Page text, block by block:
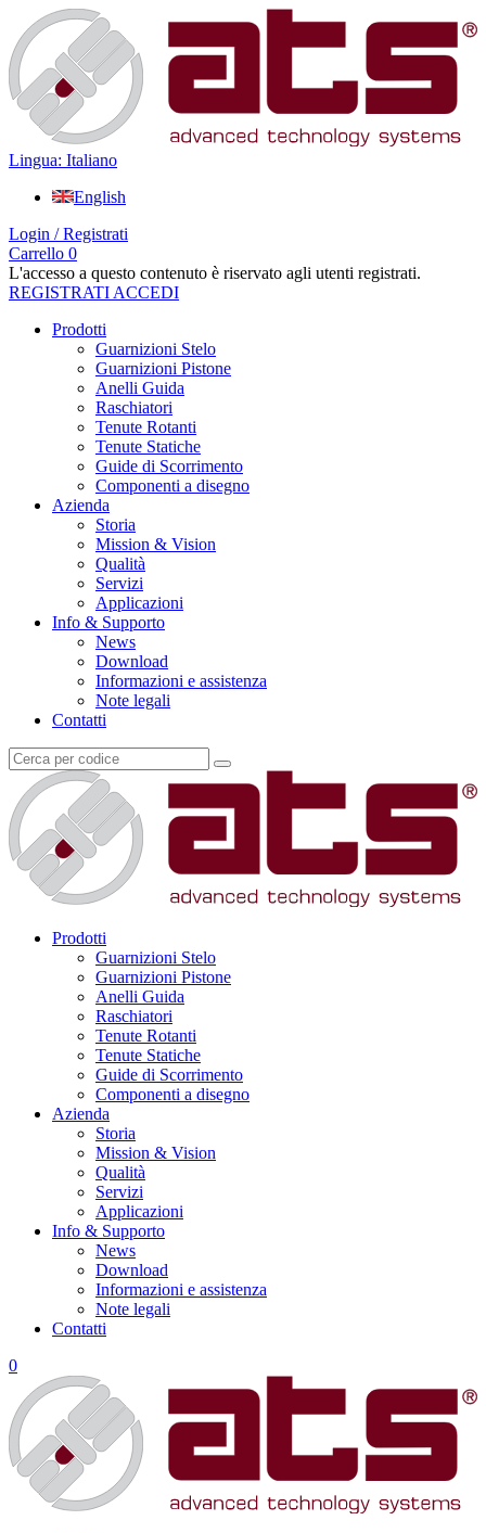
Lingua: Italiano
English
Login / Registrati
Carrello 0
L'accesso a questo contenuto è riservato agli utenti registrati.
REGISTRATI ACCEDI
Prodotti
Guarnizioni Stelo
Guarnizioni Pistone
Anelli Guida
Raschiatori
Tenute Rotanti
Tenute Statiche
Guide di Scorrimento
Componenti a disegno
Azienda
Storia
Mission & Vision
Qualità
Servizi
Applicazioni
Info & Supporto
News
Download
Informazioni e assistenza
Note legali
Contatti
Prodotti
Guarnizioni Stelo
Guarnizioni Pistone
Anelli Guida
Raschiatori
Tenute Rotanti
Tenute Statiche
Guide di Scorrimento
Componenti a disegno
Azienda
Storia
Mission & Vision
Qualità
Servizi
Applicazioni
Info & Supporto
News
Download
Informazioni e assistenza
Note legali
Contatti
0